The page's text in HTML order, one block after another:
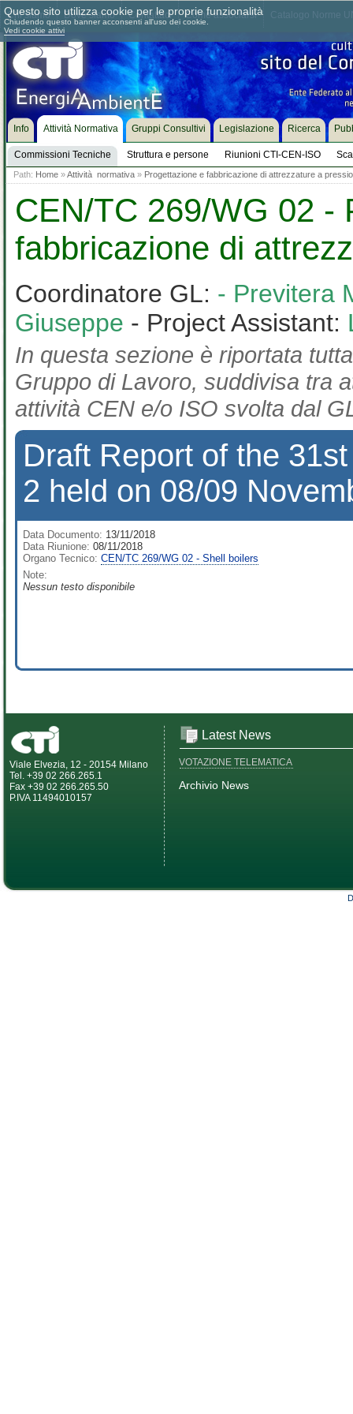
Chi siamo Dove siamo Contattaci Come associarsi
Info Attività Normativa
Commissioni Tecniche Struttura e persone Riunioni CTI-CEN-ISO
Gruppi Consultivi Legislazione Ricerca
Path: Home »Attività normativa » Progettazione e fabbricazione di attrezzature a
CEN/TC 269/WG 02 -
fabbricazione di
Coordinatore GL: - Previtera
Giuseppe - Project Assistant:
In questa sezione è riportata
Gruppo di Lavoro, suddivisa tra
attività CEN e/o ISO svolta dal
Draft Report of the
2 held on 08/09
Data Documento: 13/11/2018
Data Riunione: 08/11/2018
Organo Tecnico: CEN/TC 269/WG 02 - Shell boilers
Note:
Nessun testo disponibile
Viale Elvezia, 12 - 20154 Milano
Tel. +39 02 266.265.1
Fax +39 02 266.265.50
P.IVA 11494010157
Latest News
VOTAZIONE TELEMATICA
Archivio News
Questo sito utilizza cookie per le proprie funzionalità
Chiudendo questo banner acconsenti all'uso dei cookie.
Vedi cookie attivi